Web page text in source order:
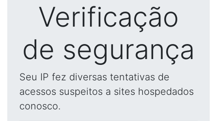
Verificação
de segurança
Seu IP fez diversas tentativas de
acessos suspeitos a sites hospedados
conosco.